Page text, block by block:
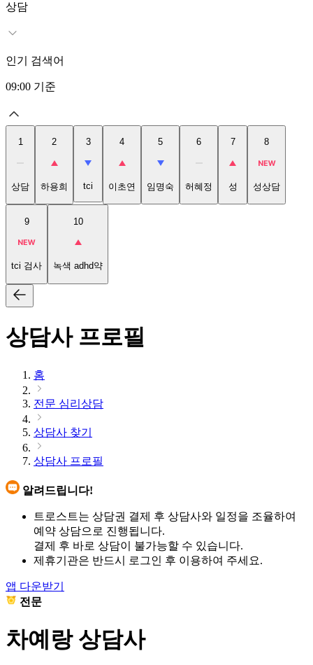
상담
인기 검색어
09:00 기준
1
상담
2
하용희
3
tci
4
이초연
5
임명숙
6
허혜정
7
성
8
성상담
9
tci 검사
10
녹색 adhd약
상담사 프로필
홈
전문 심리상담
상담사 찾기
상담사 프로필
알려드립니다!
트로스트는 상담권 결제 후 상담사와 일정을 조율하여
예약 상담으로 진행됩니다.
결제 후 바로 상담이 불가능할 수 있습니다.
제휴기관은 반드시 로그인 후 이용하여 주세요.
앱 다운받기
전문
차예랑 상담사